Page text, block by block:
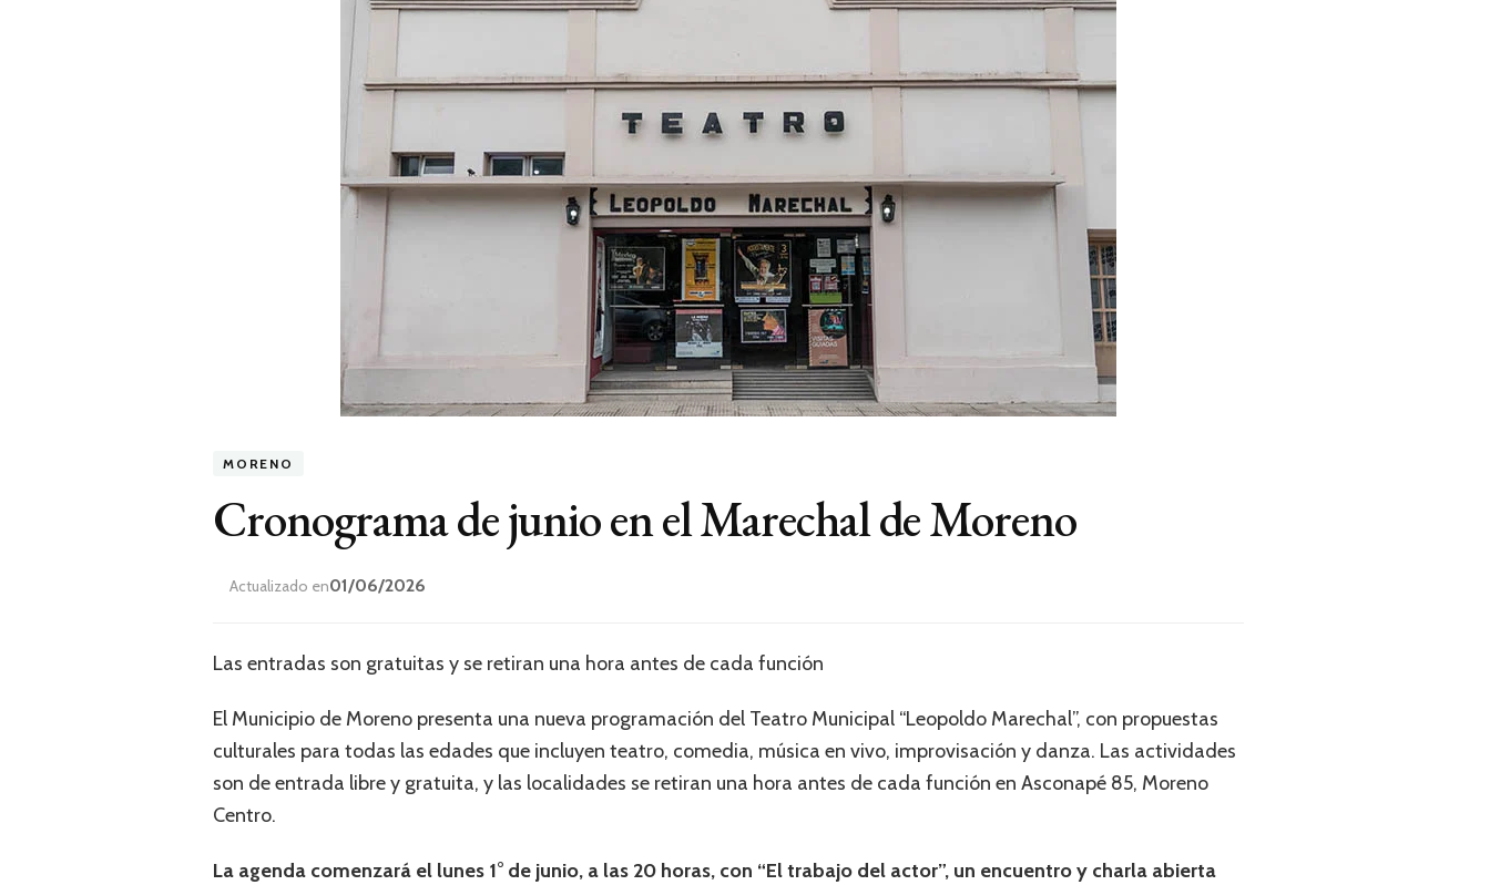
MORENO
Cronograma de junio en el Marechal de Moreno
Actualizado en01/06/2026
Las entradas son gratuitas y se retiran una hora antes de cada función
El Municipio de Moreno presenta una nueva programación del Teatro Municipal “Leopoldo Marechal”, con propuestas
culturales para todas las edades que incluyen teatro, comedia, música en vivo, improvisación y danza. Las actividades
son de entrada libre y gratuita, y las localidades se retiran una hora antes de cada función en Asconapé 85, Moreno
Centro.
La agenda comenzará el lunes 1° de junio, a las 20 horas, con “El trabajo del actor”, un encuentro y charla abierta